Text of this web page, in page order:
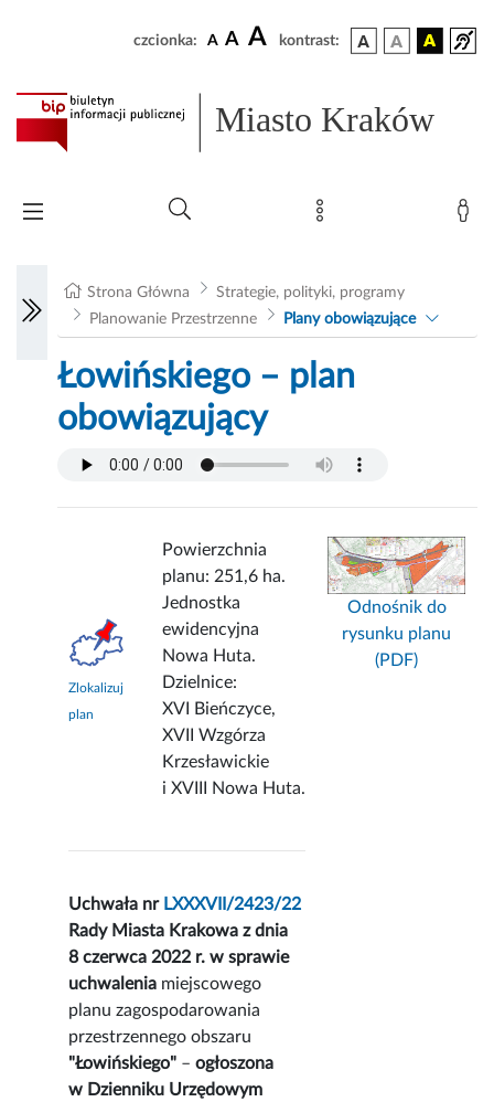
czcionka: A A A kontrast:
Miasto Kraków
Strona Główna
Strategie, polityki, programy
Planowanie Przestrzenne
Plany obowiązujące
Łowińskiego – plan
obowiązujący
Zlokalizuj
plan
Powierzchnia
planu: 251,6 ha.
Jednostka
ewidencyjna
Nowa Huta.
Dzielnice:
XVI Bieńczyce,
XVII Wzgórza
Krzesławickie
i XVIII Nowa Huta.
Uchwała nr LXXXVII/2423/22
Rady Miasta Krakowa z dnia
8 czerwca 2022 r. w sprawie
uchwalenia miejscowego
planu zagospodarowania
przestrzennego obszaru
"Łowińskiego" –ogłoszona
w Dzienniku Urzędowym
Odnośnik do
rysunku planu
(PDF)